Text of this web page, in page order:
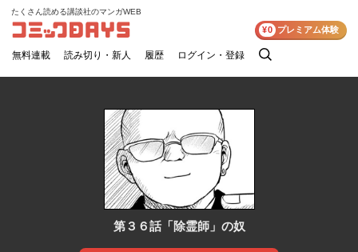
コミックDAYS
たくさん読める講談社のマンガWEB
無料連載 読み切り・新人 履歴 ログイン・登録
検
¥0 プレミアム体験
第３６話「除霊師」の奴